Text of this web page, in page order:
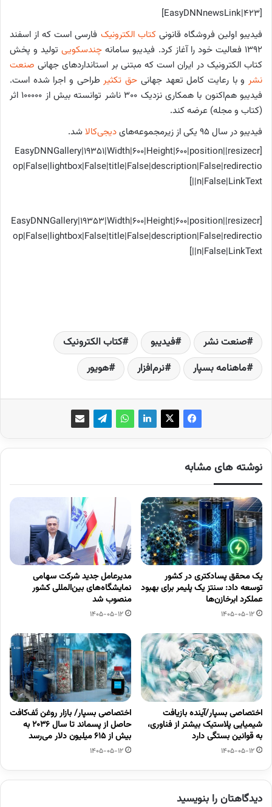
[EasyDNNnewsLink|423]
فیدیبو اولین فروشگاه قانونیکتاب الکترونیک فارسی است که از اسفند
۱۳۹۲ فعالیت خود را آغاز کرد. فیدیبو سامانه
چندسکوییتولید و پخش
کتاب الکترونیک در ایران است که مبتنی بر استانداردهای جهانی صنعت
نشر و با رعایت کامل تعهد جهانی حق تکثیر طراحی و اجرا شده است.
فیدیبو هم‌اکنون با همکاری نزدیک ۳۰۰ ناشر توانسته بیش از ۱۰۰۰۰۰ اثر
(کتاب و مجله) عرضه کند.
فیدیبو در سال ۹۵ یکی از زیرمجموعه‌های
دیجی‌کالا شد.
[EasyDNNGallery|19351|Width|600|Height|600|position||resizecr
op|False|lightbox|False|title|False|description|False|redirectio
n|False|LinkText||]
[EasyDNNGallery|19353|Width|600|Height|600|position||resizecr
op|False|lightbox|False|title|False|description|False|redirectio
n|False|LinkText||]
صنعت نشر فیدیبو
کتاب الکترونیک
ماهنامه بسپار
نرم‌افزار هویور
نوشته های مشابه
یک محقق پسادکتری در کشور
توسعه داد: سنتز یک پلیمر برای بهبود
عملکرد ابرخازن‌ها
1405-05-12
مدیرعامل جدید شرکت سهامی
نمایشگاه‌های بین‌المللی کشور
منصوب شد
1405-05-12
اختصاصی بسپار/آینده بازیافت
شیمیایی پلاستیک بیشتر از فناوری،
به قوانین بستگی دارد
1405-05-12
اختصاصی بسپار/ بازار روغن تَف‌کافت
حاصل از پسماند تا سال ۲۰۳۶ به
بیش از ۶۱۵ میلیون دلار می‌رسد
1405-05-12
دیدگاهتان را بنویسید